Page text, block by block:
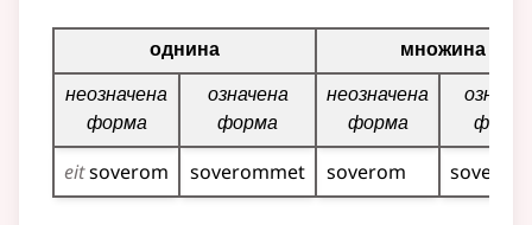
Таблиця відмінювання для цього іменника
однина
множина
неозначена
форма
означена
форма
неозначена
форма
eitsoverom soverommet soverom